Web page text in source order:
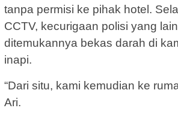
tanpa permisi ke pihak hotel.
CCTV, kecurigaan polisi yang
ditemukannya bekas darah di
inapi.
“Dari situ, kami kemudian ke
Ari.